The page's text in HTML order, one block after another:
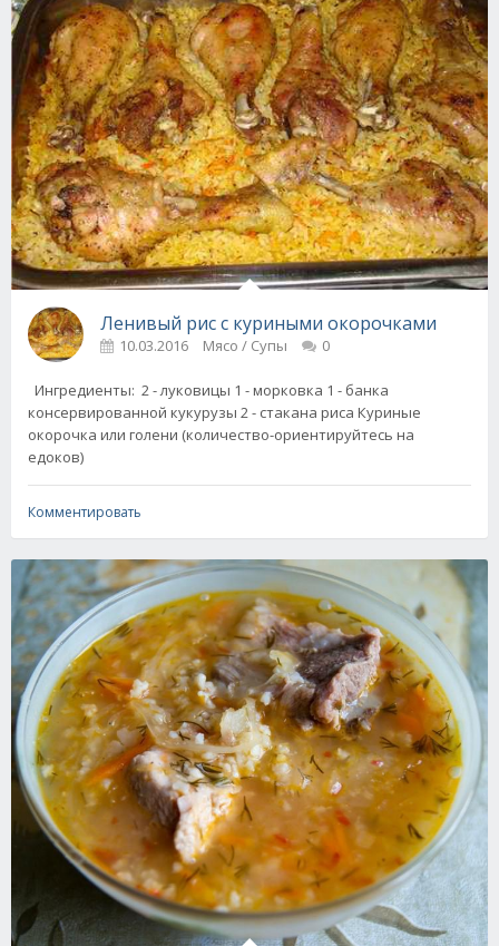
Ленивый рис с куриными окорочками
10.03.2016 Мясо / Супы 0
Ингредиенты: 2 - луковицы 1 - морковка 1 - банка
консервированной кукурузы 2 - стакана риса Куриные
окорочка или голени (количество-ориентируйтесь на
едоков)
Комментировать